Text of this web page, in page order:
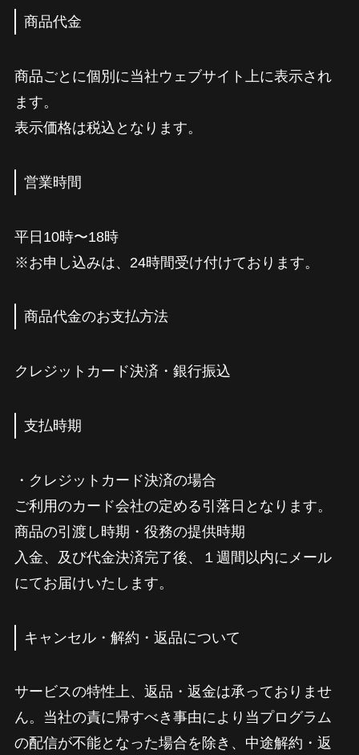
商品代金
商品ごとに個別に当社ウェブサイト上に表示され
ます。
表示価格は税込となります。
営業時間
平日10時〜18時
※お申し込みは、24時間受け付けております。
商品代金のお支払方法
クレジットカード決済・銀行振込
支払時期
・クレジットカード決済の場合
ご利用のカード会社の定める引落日となります。
商品の引渡し時期・役務の提供時期
入金、及び代金決済完了後、１週間以内にメール
にてお届けいたします。
キャンセル・解約・返品について
サービスの特性上、返品・返金は承っておりませ
ん。当社の責に帰すべき事由により当プログラム
の配信が不能となった場合を除き、中途解約・返